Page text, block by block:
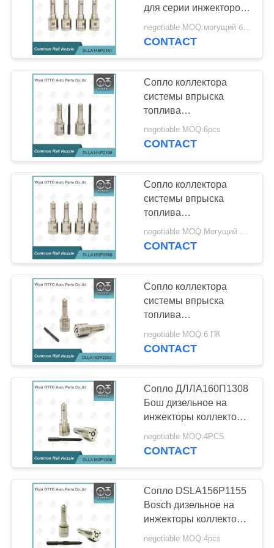
POLICY
Сопло коллектора
системы впрыска
топлива Bosch
Модулирующая
лампа инжектора
Denso
30
Модулирующая
лампа инжектора
Дэлфи
Модулирующая
лампа инжектора
Bosch
для серии инжекторов
0445120199-Φ3.5
negotiable MOQ:могущий быть предметом переговоров
CONTACT
Сопло коллектора
системы впрыска
топлива
DLLA144P2199
BOSCH на инжекторы
negotiable MOQ:6pcs
CONTACT
Сопло коллектора
системы впрыска
топлива
DLLA150P2569 Bosch
на инжекторы 0
negotiable MOQ:Могущий быть предметом переговоров
CONTACT
Сопло коллектора
системы впрыска
топлива
DLLA162P2292+ Bosch
на инжекторы
negotiable MOQ:6 ПК
CONTACT
Сопло ДЛЛА160П1308
Бош дизельное на
инжекторы коллектора
системы впрыска
топлива 0445110216
negotiable MOQ:4PCS
CONTACT
Сопло DSLA156P1155
Bosch дизельное на
инжекторы коллектора
системы впрыска
negotiable MOQ:4pcs